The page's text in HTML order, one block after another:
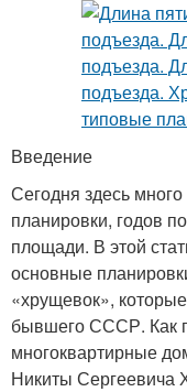
Введение
Сегодня здесь
планировки, годов
площади. В этой
основные
«хрущевок»,
бывшего СССР. Как
многоквартирные
Никиты Сергеевича